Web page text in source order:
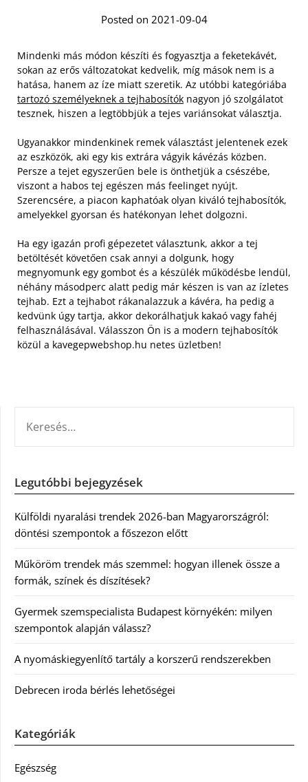
Posted on 2021-09-04
Mindenki más módon készíti és fogyasztja a feketekávét,
sokan az erős változatokat kedvelik, míg mások nem is a
hatása, hanem az íze miatt szeretik. Az utóbbi kategóriába
tartozó személyeknek a tejhabosítók nagyon jó szolgálatot
tesznek, hiszen a legtöbbjük a tejes variánsokat választja.
Ugyanakkor mindenkinek remek választást jelentenek ezek
az eszközök, aki egy kis extrára vágyik kávézás közben.
Persze a tejet egyszerűen bele is önthetjük a csészébe,
viszont a habos tej egészen más feelinget nyújt.
Szerencsére, a piacon kaphatóak olyan kiváló tejhabosítók,
amelyekkel gyorsan és hatékonyan lehet dolgozni.
Ha egy igazán profi gépezetet választunk, akkor a tej
betöltését követően csak annyi a dolgunk, hogy
megnyomunk egy gombot és a készülék működésbe lendül,
néhány másodperc alatt pedig már készen is van az ízletes
tejhab. Ezt a tejhabot rákanalazzuk a kávéra, ha pedig a
kedvünk úgy tartja, akkor dekorálhatjuk kakaó vagy fahéj
felhasználásával. Válasszon Ön is a modern tejhabosítók
közül a kavegepwebshop.hu netes üzletben!
Legutóbbi bejegyzések
Külföldi nyaralási trendek 2026-ban Magyarországról:
döntési szempontok a főszezon előtt
Műköröm trendek más szemmel: hogyan illenek össze a
formák, színek és díszítések?
Gyermek szemspecialista Budapest környékén: milyen
szempontok alapján válassz?
A nyomáskiegyenlítő tartály a korszerű rendszerekben
Debrecen iroda bérlés lehetőségei
Kategóriák
Egészség